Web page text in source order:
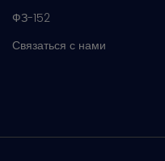
ФЗ-152
Связаться с нами